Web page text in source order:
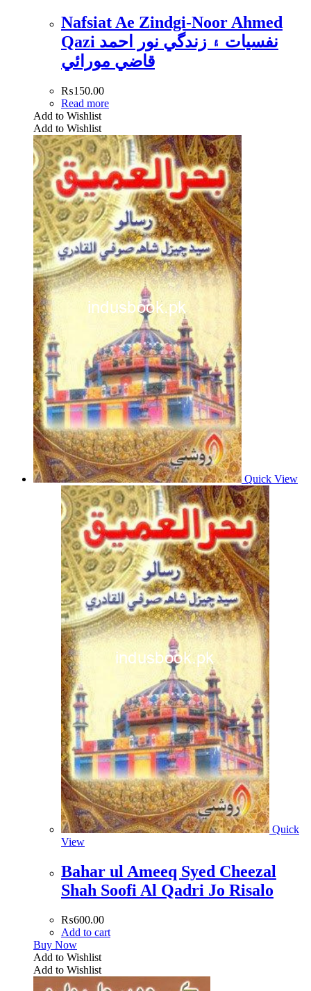
Nafsiat Ae Zindgi-Noor Ahmed
Qazi نفسيات ۽ زندگي نور احمد
قاضي مورائي
₨150.00
Read more
Add to Wishlist
Add to Wishlist
Quick View
Quick
View
Bahar ul Ameeq Syed Cheezal
Shah Soofi Al Qadri Jo Risalo
₨600.00
Add to cart
Buy Now
Add to Wishlist
Add to Wishlist